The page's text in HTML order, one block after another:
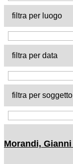
filtra per luogo
filtra per data
filtra per soggetto
Morandi, Gianni